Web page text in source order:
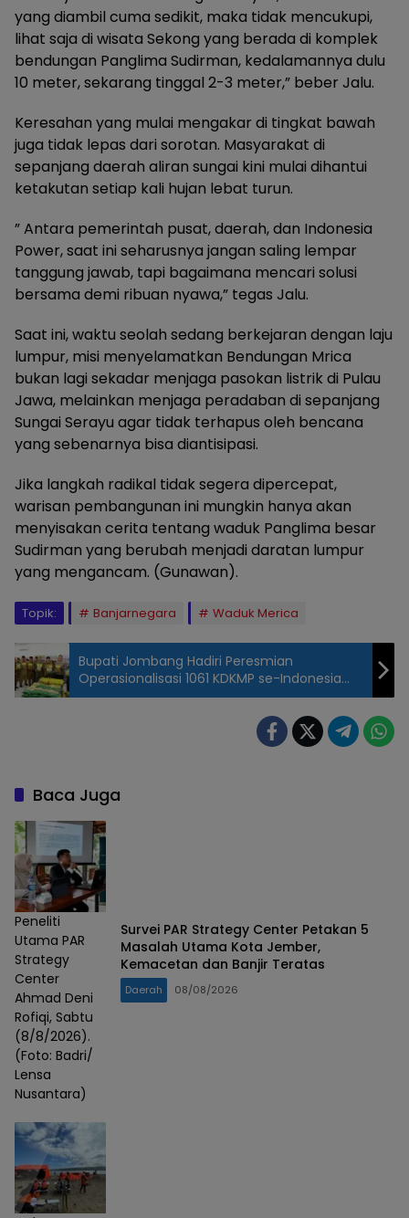
yang diambil cuma sedikit, maka tidak mencukupi,
lihat saja di wisata Sekong yang berada di komplek
bendungan Panglima Sudirman, kedalamannya dulu
10 meter, sekarang tinggal 2-3 meter,” beber Jalu.
Keresahan yang mulai mengakar di tingkat bawah
juga tidak lepas dari sorotan. Masyarakat di
sepanjang daerah aliran sungai kini mulai dihantui
ketakutan setiap kali hujan lebat turun.
” Antara pemerintah pusat, daerah, dan Indonesia
Power, saat ini seharusnya jangan saling lempar
tanggung jawab, tapi bagaimana mencari solusi
bersama demi ribuan nyawa,” tegas Jalu.
Saat ini, waktu seolah sedang berkejaran dengan laju
lumpur, misi menyelamatkan Bendungan Mrica
bukan lagi sekadar menjaga pasokan listrik di Pulau
Jawa, melainkan menjaga peradaban di sepanjang
Sungai Serayu agar tidak terhapus oleh bencana
yang sebenarnya bisa diantisipasi.
Jika langkah radikal tidak segera dipercepat,
warisan pembangunan ini mungkin hanya akan
menyisakan cerita tentang waduk Panglima besar
Sudirman yang berubah menjadi daratan lumpur
yang mengancam. (Gunawan).
Topik: Banjarnegara Waduk Merica
situasinya sangat
memperihatinkan,
Sabtu, 16/5/2026.
Foto :
(Gunawan/Lensa
Nusantara).
Bupati Jombang Hadiri Peresmian
Operasionalisasi 1061 KDKMP se-Indonesia
Secara Daring
Baca Juga
Peneliti
Utama PAR
Strategy
Center
Ahmad Deni
Rofiqi, Sabtu
(8/8/2026).
(Foto: Badri/
Lensa
Nusantara)
Survei PAR Strategy Center Petakan 5
Masalah Utama Kota Jember,
Kemacetan dan Banjir Teratas
Daerah 08/08/2026